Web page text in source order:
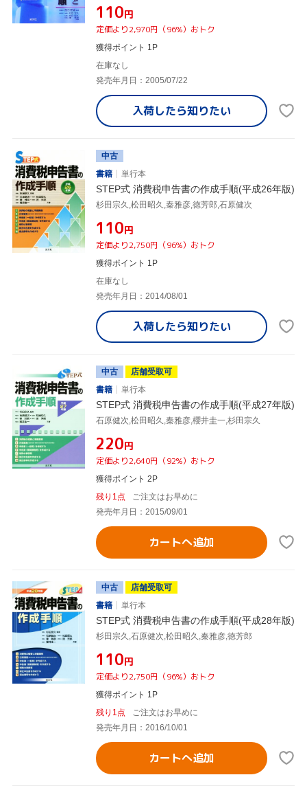
¥110円
定価より2,970円（96%）おトク
獲得ポイント 1P
在庫なし
発売年月日：2005/07/22
入荷したら知りたい
中古
書籍
単行本
STEP式 消費税申告書の作成手順(平成26年版)
杉田宗久,松田昭久,秦雅彦,徳芳郎,石原健次
¥110円
定価より2,750円（96%）おトク
獲得ポイント 1P
在庫なし
発売年月日：2014/08/01
入荷したら知りたい
中古
店舗受取可
書籍
単行本
STEP式 消費税申告書の作成手順(平成27年版)
石原健次,松田昭久,秦雅彦,櫻井圭一,杉田宗久
¥220円
定価より2,640円（92%）おトク
獲得ポイント 2P
残り1点
ご注文はお早めに
発売年月日：2015/09/01
カートへ追加
中古
店舗受取可
書籍
単行本
STEP式 消費税申告書の作成手順(平成28年版)
杉田宗久,石原健次,松田昭久,秦雅彦,徳芳郎
¥110円
定価より2,750円（96%）おトク
獲得ポイント 1P
残り1点
ご注文はお早めに
発売年月日：2016/10/01
カートへ追加